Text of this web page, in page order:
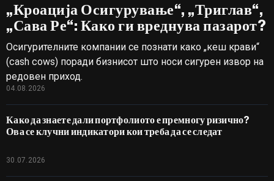
„Кроација Осигурување“, „Триглав“,
„Сава Ре“: Како ги вреднува пазарот?
Осигурителните компании се познати како „кеш крави“
(cash cows) поради бизнисот што носи сигурен извор на
редовен приход.
04.08.2026
Како да знаете дали портфолиото е премногу ризично?
Ова се клучни индикатори кои треба да се следат
30.07.2026